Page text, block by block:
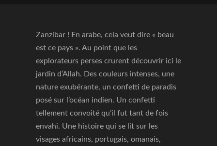
Zanzibar ! En arabe, cela veut dire « beau
est ce pays ». Au point que les
explorateurs perses crurent découvrir ici le
jardin d’Allah. Des couleurs intenses, une
nature exubérante, un confetti de paradis
posé sur l’océan indien. Un confetti
tellement convoité qu’il fut tant de fois
envahi. Une histoire qui se lit sur les
visages africains, portugais, omanais,